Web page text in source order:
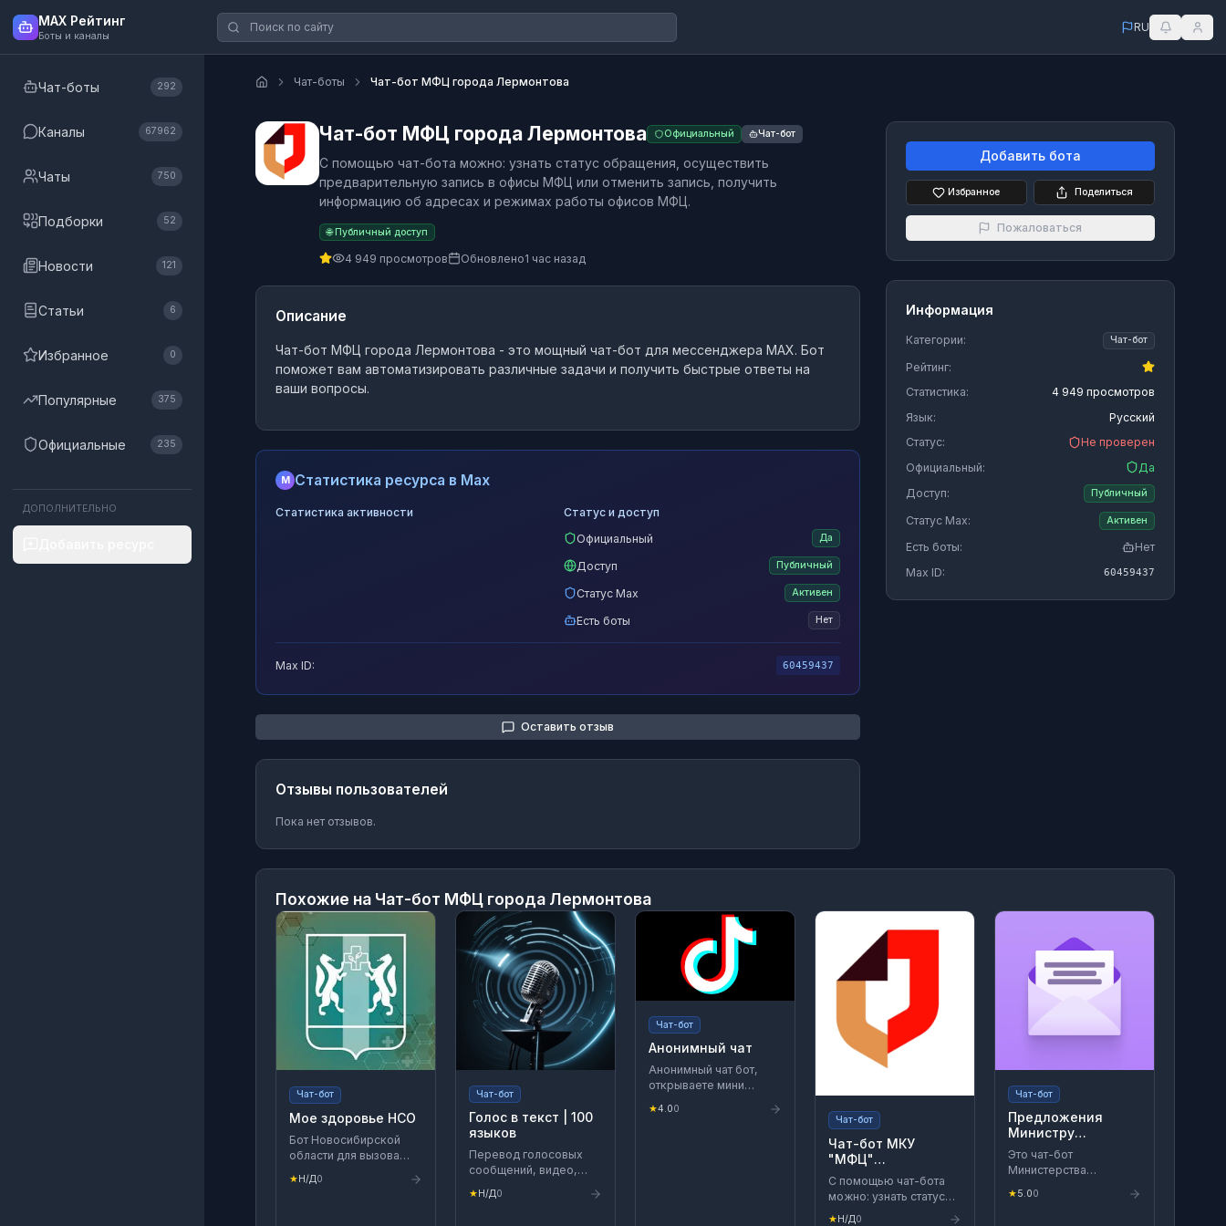
MAX Рейтинг
Боты и каналы
Чат-боты 292
Каналы 67962
Чаты 750
Подборки 52
Новости 121
Статьи 6
Избранное 0
Популярные 375
Официальные 235
ДОПОЛНИТЕЛЬНО
RU
Чат-боты Чат-бот МФЦ города Лермонтова
Чат-бот МФЦ города Лермонтова Официальный Чат-бот
С помощью чат-бота можно: узнать статус обращения, осуществить
предварительную запись в офисы МФЦ или отменить запись, получить
информацию об адресах и режимах работы офисов МФЦ.
🌐 Публичный доступ
4 949 просмотров Обновлено1 час назад
Описание
Чат-бот МФЦ города Лермонтова - это мощный чат-бот для мессенджера MAX. Бот
поможет вам автоматизировать различные задачи и получить быстрые ответы на
ваши вопросы.
M Статистика ресурса в Max
Статистика активности
Статус и доступ
Официальный
Да
Доступ Публичный
Статус Max Активен
Есть боты Нет
Max ID: 60459437
Оставить отзыв
Отзывы пользователей
Пока нет отзывов.
Добавить бота
Избранное Поделиться
Пожаловаться
Информация
Категории: Чат-бот
Рейтинг:
Статистика:
4 949 просмотров
Язык:
Русский
Статус:
Не проверен
Официальный:
Да
Доступ:
Публичный
Статус Max: Активен
Есть боты:
Нет
Max ID:
60459437
Похожие на Чат-бот МФЦ города Лермонтова
Чат-бот
Мое здоровье НСО
Бот Новосибирской
области для вызова
врача на дом,
предварительной
★Н/Д0
Чат-бот
Голос в текст | 100
языков
Перевод голосовых
сообщений, видео,
аудио, голосовых
заметок в текст. Просто
★Н/Д0
Чат-бот
Анонимный чат
Анонимный чат бот,
открываете мини
общаетесь с
★4.00
Чат-бот
Чат-бот МКУ
"МФЦ"
Ипатовского
района
С помощью чат-бота
можно: узнать статус
обращения,
★ Н/Д0
Чат-бот
Предложения
Министру
просвещения РФ
Это чат-бот
Министерства
Российской
★5.00